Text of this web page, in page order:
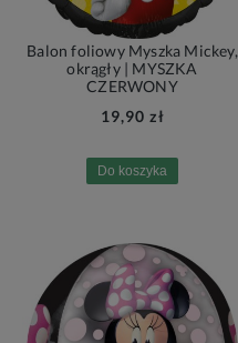
Balon foliowy Myszka Mickey,
okrągły | MYSZKA
CZERWONY
19,90 zł
Do koszyka